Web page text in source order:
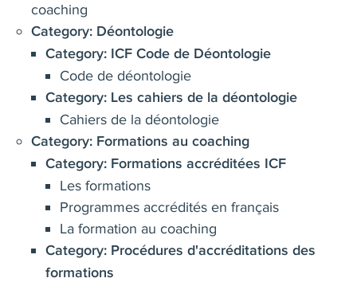
coaching
Category: Déontologie
Category: ICF Code de Déontologie
Code de déontologie
Category: Les cahiers de la déontologie
Cahiers de la déontologie
Category: Formations au coaching
Category: Formations accréditées ICF
Les formations
Programmes accrédités en français
La formation au coaching
Category: Procédures d'accréditations des
formations